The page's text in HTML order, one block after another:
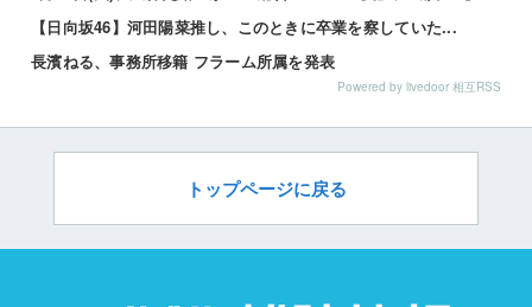
【日向坂46】河田陽菜推し、このときに卒業を察していた...
長濱ねる、事務所移籍 フラーム所属を発表
Powered by livedoor 相互RSS
トップページに戻る